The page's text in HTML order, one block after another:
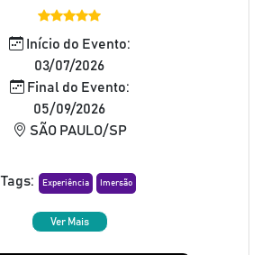
Início do Evento:
03/07/2026
Final do Evento:
05/09/2026
SÃO PAULO/SP
Tags: Experiência Imersão
Ver Mais